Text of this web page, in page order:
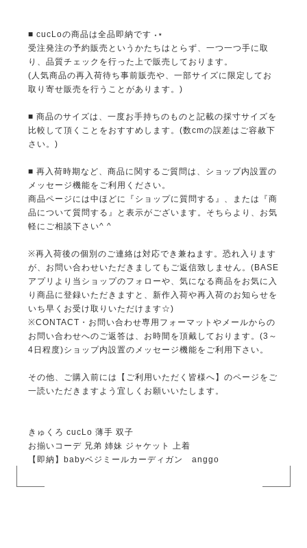
■ cucLoの商品は全品即納です ˖⋆
受注発注の予約販売というかたちはとらず、一つ一つ手に取
り、品質チェックを行った上で販売しております。
(人気商品の再入荷待ち事前販売や、一部サイズに限定してお
取り寄せ販売を行うことがあります。)
■ 商品のサイズは、一度お手持ちのものと記載の採寸サイズを
比較して頂くことをおすすめします。(数cmの誤差はご容赦下
さい。)
■ 再入荷時期など、商品に関するご質問は、ショップ内設置の
メッセージ機能をご利用ください。
商品ページには中ほどに『ショップに質問する』、または『商
品について質問する』と表示がございます。そちらより、お気
軽にご相談下さい^ ^
※再入荷後の個別のご連絡は対応でき兼ねます。恐れ入ります
が、お問い合わせいただきましてもご返信致しません。(BASE
アプリより当ショップのフォローや、気になる商品をお気に入
り商品に登録いただきますと、新作入荷や再入荷のお知らせを
いち早くお受け取りいただけます☆)
※CONTACT・お問い合わせ専用フォーマットやメールからの
お問い合わせへのご返答は、お時間を頂戴しております。(3～
4日程度)ショップ内設置のメッセージ機能をご利用下さい。
その他、ご購入前には【ご利用いただく皆様へ】のページをご
一読いただきますよう宜しくお願いいたします。
きゅくろ cucLo 薄手 双子
お揃いコーデ 兄弟 姉妹 ジャケット 上着
【即納】babyベジミールカーディガン anggo